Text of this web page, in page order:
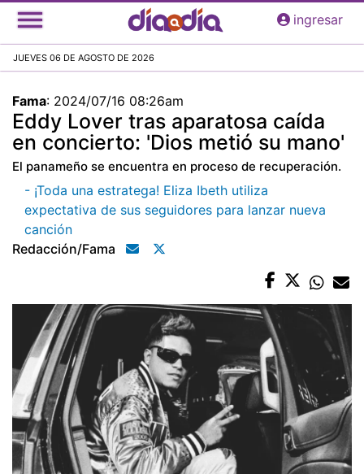
Pasar
al
principal
ingresar
JUEVES 06 DE AGOSTO DE 2026
Fama: 2024/07/16 08:26am
Eddy Lover tras aparatosa caída
en concierto: 'Dios metió su mano'
El panameño se encuentra en proceso de recuperación.
- ¡Toda una estratega! Eliza Ibeth utiliza
expectativa de sus seguidores para lanzar nueva
canción
Redacción/fama